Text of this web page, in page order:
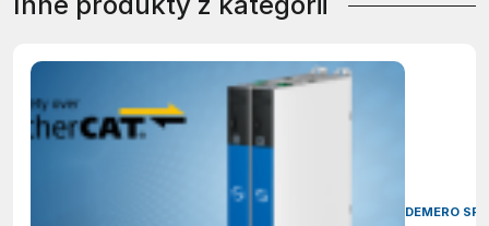
DEMERO